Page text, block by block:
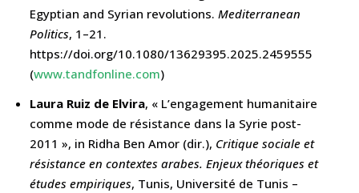
Egyptian and Syrian revolutions.Mediterranean
Politics, 1–21.
https://doi.org/10.1080/13629395.2025.2459555
(www.tandfonline.com)
Laura Ruiz de Elvira, « L’engagement humanitaire
comme mode de résistance dans la Syrie post-
2011 », in Ridha Ben Amor (dir.), Critique sociale et
résistance en contextes arabes. Enjeux théoriques et
études empiriques, Tunis, Université de Tunis –